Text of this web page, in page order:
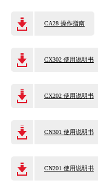
CA28 操作指南
CX302 使用说明书
CX202 使用说明书
CN301 使用说明书
CN201 使用说明书